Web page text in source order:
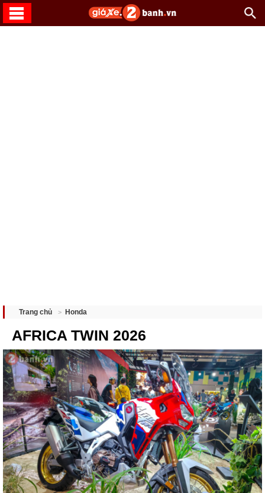
Trang chủ Honda
AFRICA TWIN 2026